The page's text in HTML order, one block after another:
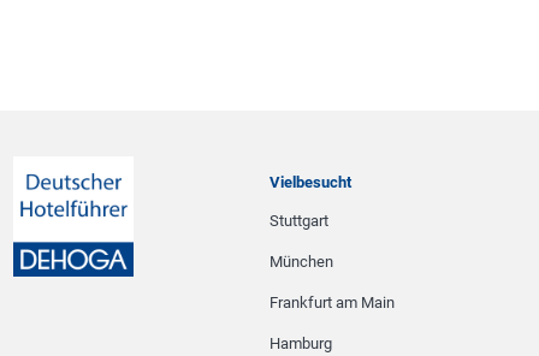
Vielbesucht
Stuttgart
München
Frankfurt am Main
Hamburg